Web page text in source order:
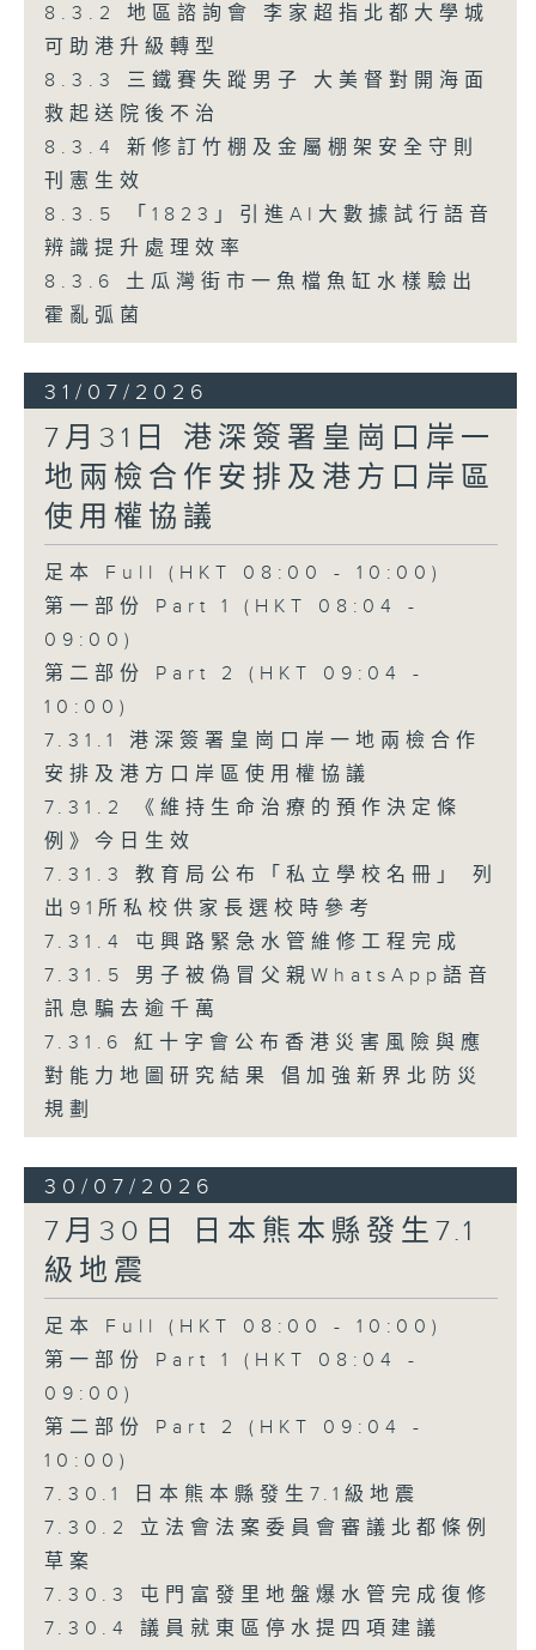
8.3.2 地區諮詢會 李家超指北都大學城
可助港升級轉型
8.3.3 三鐵賽失蹤男子 大美督對開海面
救起送院後不治
8.3.4 新修訂竹棚及金屬棚架安全守則
刊憲生效
8.3.5 「1823」引進AI大數據試行語音
辨識提升處理效率
8.3.6 土瓜灣街市一魚檔魚缸水樣驗出
霍亂弧菌
31/07/2026
7月31日 港深簽署皇崗口岸一
地兩檢合作安排及港方口岸區
使用權協議
足本 Full (HKT 08:00 - 10:00)
第一部份 Part 1 (HKT 08:04 -
09:00)
第二部份 Part 2 (HKT 09:04 -
10:00)
7.31.1 港深簽署皇崗口岸一地兩檢合作
安排及港方口岸區使用權協議
7.31.2 《維持生命治療的預作決定條
例》今日生效
7.31.3 教育局公布「私立學校名冊」 列
出91所私校供家長選校時參考
7.31.4 屯興路緊急水管維修工程完成
7.31.5 男子被偽冒父親WhatsApp語音
訊息騙去逾千萬
7.31.6 紅十字會公布香港災害風險與應
對能力地圖研究結果 倡加強新界北防災
規劃
30/07/2026
7月30日 日本熊本縣發生7.1
級地震
足本 Full (HKT 08:00 - 10:00)
第一部份 Part 1 (HKT 08:04 -
09:00)
第二部份 Part 2 (HKT 09:04 -
10:00)
7.30.1 日本熊本縣發生7.1級地震
7.30.2 立法會法案委員會審議北都條例
草案
7.30.3 屯門富發里地盤爆水管完成復修
7.30.4 議員就東區停水提四項建議